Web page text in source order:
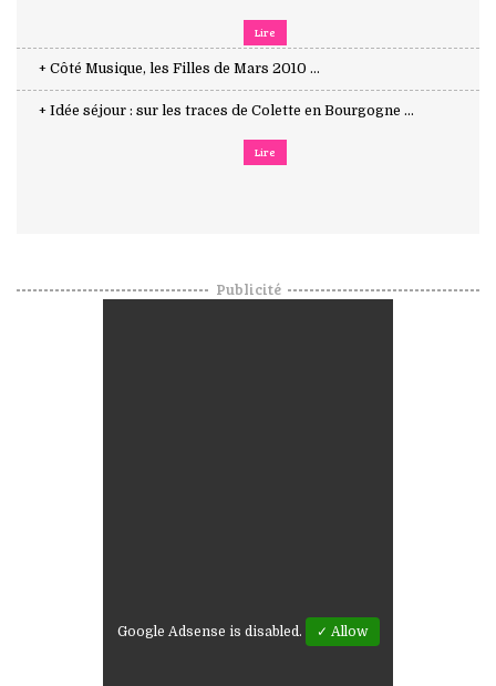
Lire
+ Côté Musique, les Filles de Mars 2010 ...
+ Idée séjour : sur les traces de Colette en Bourgogne ...
Lire
Publicité
Google Adsense is disabled. ✓ Allow